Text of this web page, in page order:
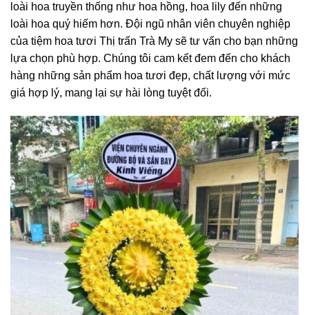
loài hoa truyền thống như hoa hồng, hoa lily đến những
loài hoa quý hiếm hơn. Đội ngũ nhân viên chuyên nghiệp
của tiệm hoa tươi Thị trấn Trà My sẽ tư vấn cho bạn những
lựa chọn phù hợp. Chúng tôi cam kết đem đến cho khách
hàng những sản phẩm hoa tươi đẹp, chất lượng với mức
giá hợp lý, mang lại sự hài lòng tuyệt đối.